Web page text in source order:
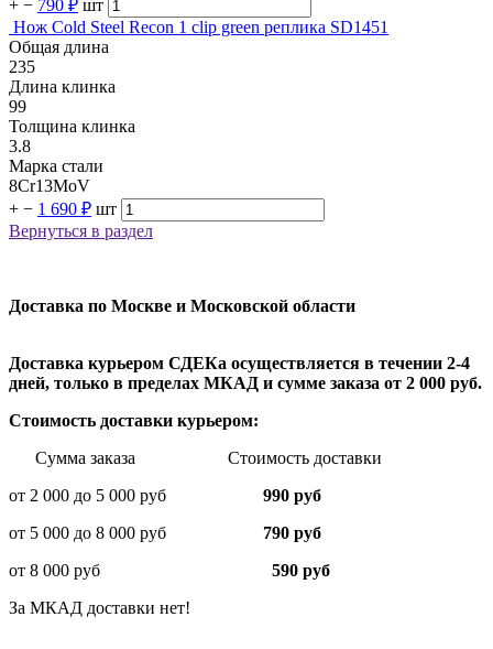
+ − 790 ₽ шт
Нож Cold Steel Recon 1 clip green реплика SD1451
Общая длина
235
Длина клинка
99
Толщина клинка
3.8
Марка стали
8Cr13MoV
+ − 1 690 ₽ шт
Вернуться в раздел
Доставка по Москве и Московской области
Доставка курьером СДЕКа осуществляется в течении 2-4
дней, только в пределах МКАД и сумме заказа от 2 000 руб.
Стоимость доставки курьером:
Сумма заказа Стоимость доставки
от 2 000 до 5 000 руб
990 руб
от 5 000 до 8 000 руб 790 руб
от 8 000 руб 590 руб
За МКАД доставки нет!